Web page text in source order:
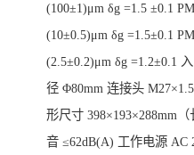
(100±1)μm δg =1.5 ±0.1
(10±0.5)μm δg =1.5±0.1
(2.5±0.2)μm δg =1.2±0.1
径 Φ80mm 连接头
形尺寸 398×193×288mm
音 ≤62dB(A) 工作电源 AC